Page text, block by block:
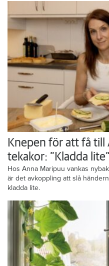
Knepen för att få till
tekakor: ”Kladda lite”
Hos Anna Maripuu vankas
är det avkoppling att slå
kladda lite.